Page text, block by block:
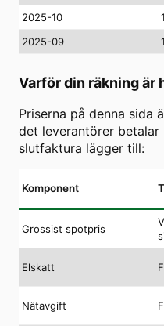
2025-10
2025-09
Varför din räkning är
Priserna på denna sida
det leverantörer betalar
slutfaktura lägger till:
Komponent
Grossist spotpris
Elskatt
Nätavgift